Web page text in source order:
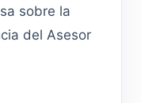
sobre la
del Asesor